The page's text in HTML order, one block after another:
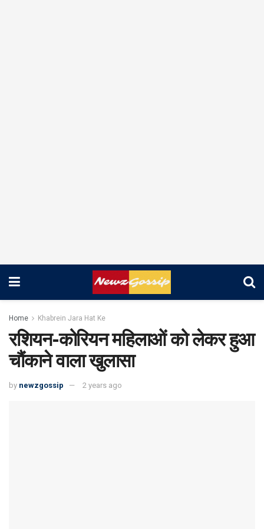
Home Khabrein Jara Hat Ke
रशियन-कोरियन म‎हिलाओं को लेकर हुआ
चौंकाने वाला खुलासा
by newzgossip 2 years ago